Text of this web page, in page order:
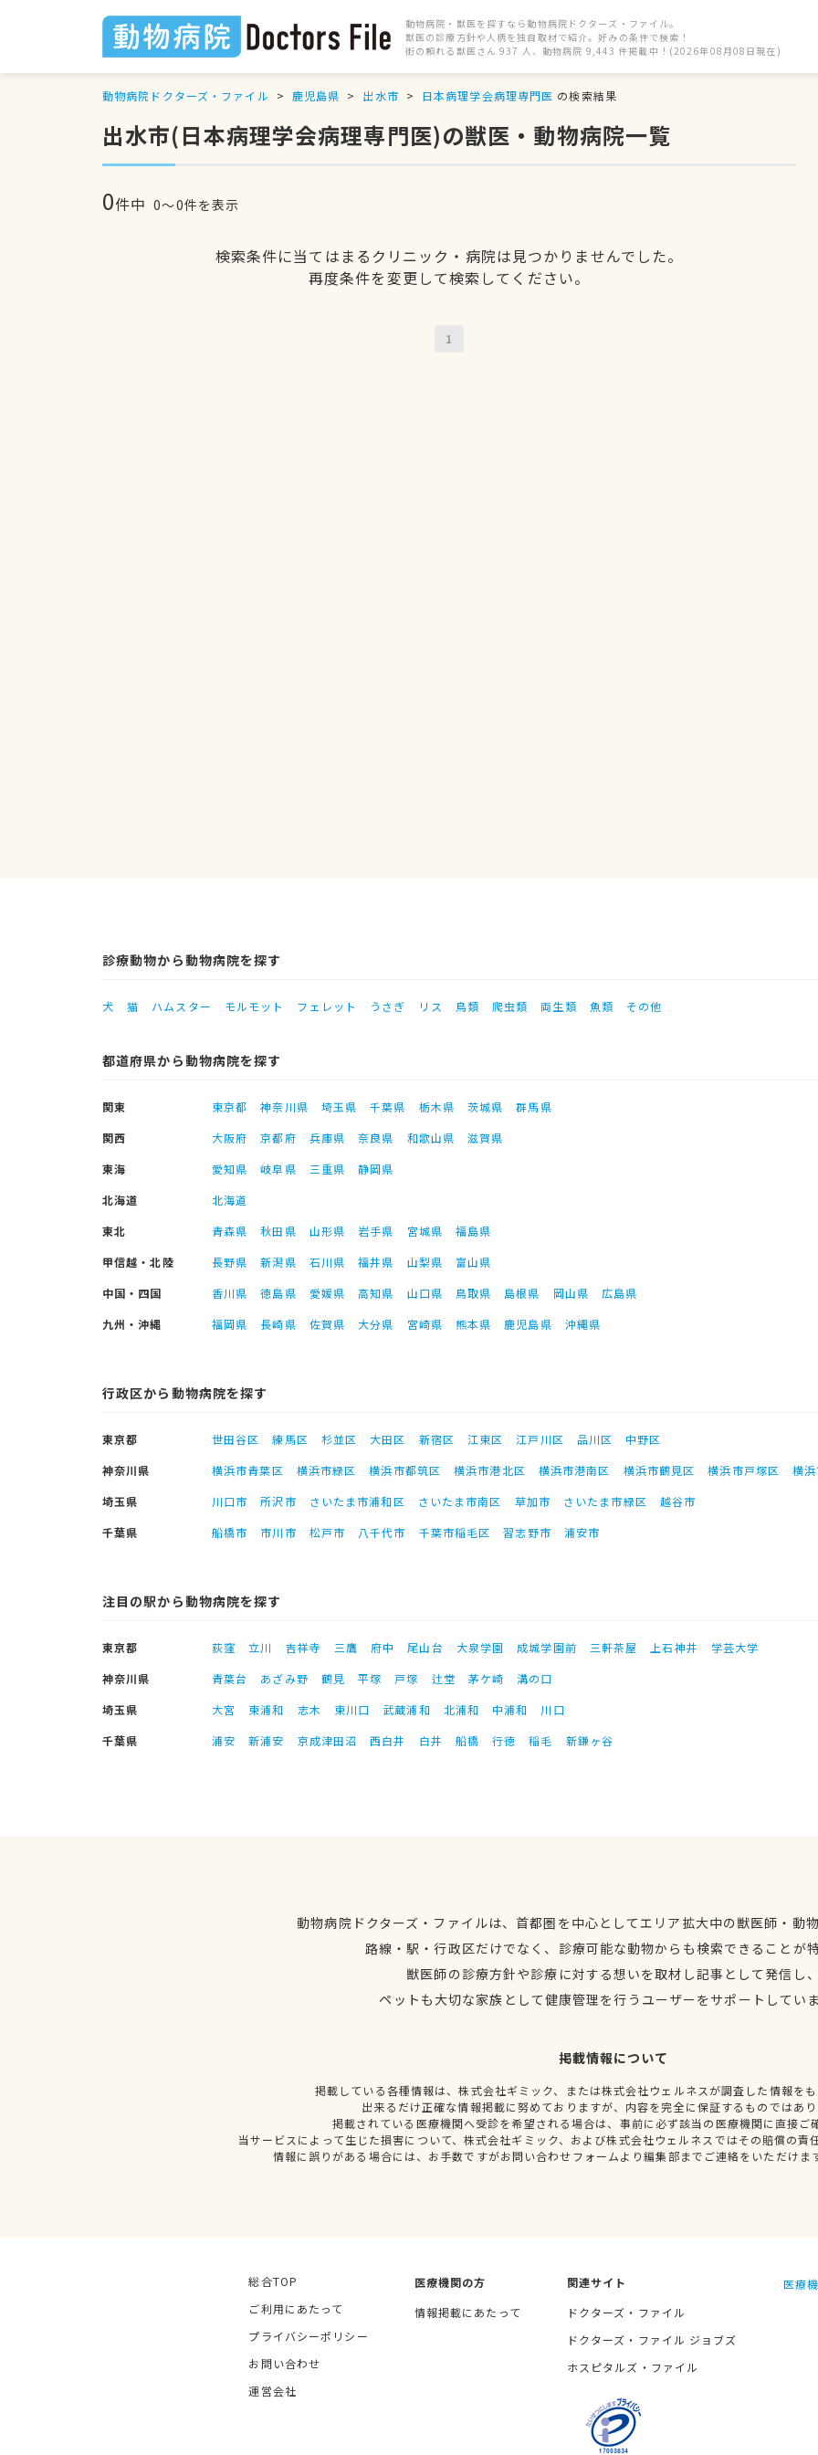
動物病院・獣医を探すなら動物病院ドクターズ・ファイル。
獣医の診療方針や人柄を独自取材で紹介。好みの条件で検索！
街の頼れる獣医さん 937 人、動物病院 9,443 件掲載中！(2026年08月08日現在)
動物病院ドクターズ・ファイル 鹿児島県 出水市 日本病理学会病理専門医 の検索結果
出水市(日本病理学会病理専門医)の獣医・動物病院一覧
0件中 0〜0件を表示
検索条件に当てはまるクリニック・病院は見つかりませんでした。
再度条件を変更して検索してください。
1
診療動物から動物病院を探す
犬 猫 ハムスター モルモット フェレット うさぎ リス 鳥類 爬虫類 両生類 魚類 その他
都道府県から動物病院を探す
関東 東京都 神奈川県 埼玉県 千葉県 栃木県 茨城県
群馬県
関西
大阪府 京都府 兵庫県 奈良県 和歌山県
滋賀県
東海
愛知県 岐阜県 三重県
静岡県
北海道
北海道
東北
青森県 秋田県 山形県 岩手県 宮城県
福島県
甲信越・北陸
長野県 新潟県 石川県 福井県 山梨県
富山県
中国・四国
香川県 徳島県 愛媛県 高知県 山口県 鳥取県 島根県 岡山県
広島県
九州・沖縄
福岡県 長崎県 佐賀県 大分県 宮崎県 熊本県 鹿児島県 沖縄県
行政区から動物病院を探す
東京都 世田谷区 練馬区 杉並区 大田区 新宿区 江東区 江戸川区 品川区
中野区
神奈川県
横浜市青葉区 横浜市緑区 横浜市都筑区 横浜市港北区 横浜市港南区 横浜市鶴見区 横浜市戸塚区
横
埼玉県
川口市 所沢市 さいたま市浦和区 さいたま市南区 草加市 さいたま市緑区
越谷市
千葉県
船橋市 市川市 松戸市 八千代市 千葉市稲毛区 習志野市 浦安市
注目の駅から動物病院を探す
東京都 荻窪 立川 吉祥寺 三鷹 府中 尾山台 大泉学園 成城学園前 三軒茶屋 上石神井
学芸大学
神奈川県
青葉台 あざみ野 鶴見 平塚 戸塚 辻堂 茅ケ崎
溝の口
埼玉県
大宮 東浦和 志木 東川口 武蔵浦和 北浦和 中浦和
川口
千葉県
浦安 新浦安 京成津田沼 西白井 白井 船橋 行徳 稲毛 新鎌ヶ谷
動物病院ドクターズ・ファイルは、首都圏を中心としてエリア拡大中の獣医師・動
路線・駅・行政区だけでなく、診療可能な動物からも検索できることが
獣医師の診療方針や診療に対する想いを取材し記事として発信し
ペットも大切な家族として健康管理を行うユーザーをサポートしてい
掲載情報について
掲載している各種情報は、株式会社ギミック、または株式会社ウェルネスが調査した情報を
出来るだけ正確な情報掲載に努めておりますが、内容を完全に保証するものではあ
掲載されている医療機関へ受診を希望される場合は、事前に必ず該当の医療機関に直接ご
当サービスによって生じた損害について、株式会社ギミック、および株式会社ウェルネスではその賠償の責
情報に誤りがある場合には、お手数ですがお問い合わせフォームより編集部までご連絡をいただけま
総合TOP
ご利用にあたって
プライバシーポリシー
お問い合わせ
運営会社
医療機関の方
情報掲載にあたって
関連サイト
ドクターズ・ファイル
ドクターズ・ファイル ジョブズ
ホスピタルズ・ファイル
医療